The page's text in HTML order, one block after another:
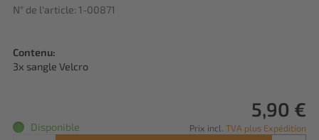
N° de l'article: 1-00871
Contenu:
3x sangle Velcro
5,90 €
Prix incl. TVA plus Expédition
Disponible